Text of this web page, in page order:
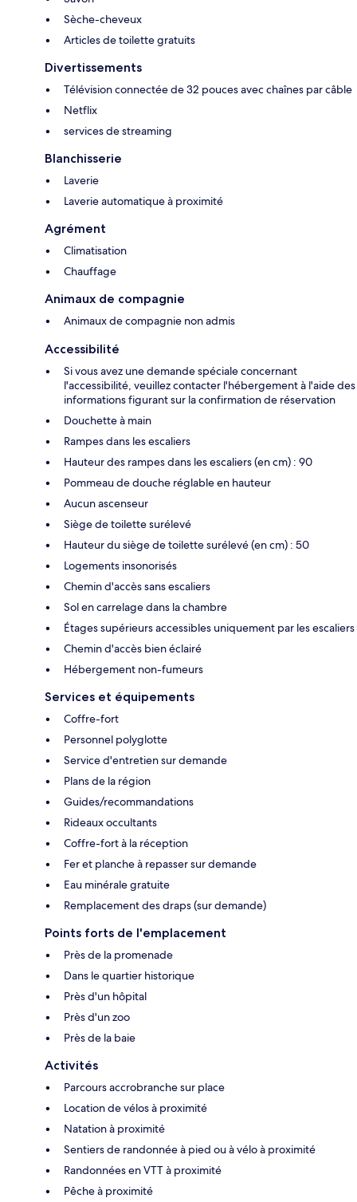
Sèche-cheveux
Articles de toilette gratuits
Divertissements
Télévision connectée de 32 pouces avec chaînes par câble
Netflix
services de streaming
Blanchisserie
Laverie
Laverie automatique à proximité
Agrément
Climatisation
Chauffage
Animaux de compagnie
Animaux de compagnie non admis
Accessibilité
Si vous avez une demande spéciale concernant
l'accessibilité, veuillez contacter l'hébergement à l'aide des
informations figurant sur la confirmation de réservation
Douchette à main
Rampes dans les escaliers
Hauteur des rampes dans les escaliers (en cm) : 90
Pommeau de douche réglable en hauteur
Aucun ascenseur
Siège de toilette surélevé
Hauteur du siège de toilette surélevé (en cm) : 50
Logements insonorisés
Chemin d'accès sans escaliers
Sol en carrelage dans la chambre
Étages supérieurs accessibles uniquement par les escaliers
Chemin d'accès bien éclairé
Hébergement non-fumeurs
Services et équipements
Coffre-fort
Personnel polyglotte
Service d'entretien sur demande
Plans de la région
Guides/recommandations
Rideaux occultants
Coffre-fort à la réception
Fer et planche à repasser sur demande
Eau minérale gratuite
Remplacement des draps (sur demande)
Points forts de l'emplacement
Près de la promenade
Dans le quartier historique
Près d'un hôpital
Près d'un zoo
Près de la baie
Activités
Parcours accrobranche sur place
Location de vélos à proximité
Natation à proximité
Sentiers de randonnée à pied ou à vélo à proximité
Randonnées en VTT à proximité
Pêche à proximité